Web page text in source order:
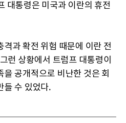
대통령은 미국과 이란의 휴전
격과 확전 위험 때문에 이란 전
런 상황에서 트럼프 대통령이
공개적으로 비난한 것은 회
들 수 있었다.